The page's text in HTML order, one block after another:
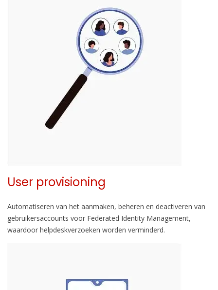
User provisioning
Automatiseren van het aanmaken, beheren en deactiveren van
gebruikersaccounts voor Federated Identity Management,
waardoor helpdeskverzoeken worden verminderd.